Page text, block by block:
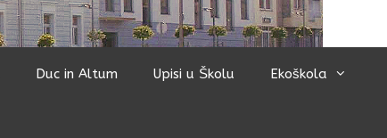
Duc in Altum Upisi u Školu Ekoškola